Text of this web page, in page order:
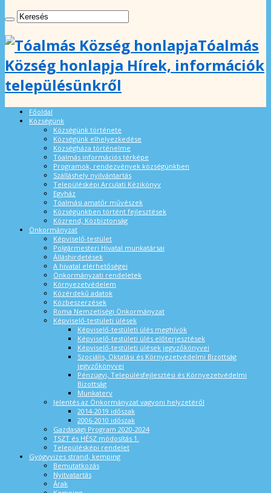
Tóalmás
Község honlapja Hírek, információk
településünkről
Főoldal
Községünk
Községünk története
Községünk elhelyezkedése
Községháza történelme
Tóalmás információs térképe
Programok, rendezvények községünkben
Szálláshely nyilvántartás
Településképi Arculati Kézikönyv
Egyház
Tóalmási amatőr művészek
Községünkben történt fejlesztések
Közrend, Közbiztonság
Önkormányzat
Képviselő-testület
Polgármesteri Hivatal munkatársai
Álláshirdetések
A hivatal elérhetőségei
Önkormányzati rendeletek
Környezetvédelem
Közérdekű adatok
Közbeszerzések
Roma Nemzetiségi Önkormányzat
Képviselő-testületi ülések
Képviselő-testületi ülés meghívók
Képviselő-testületi ülés előterjesztések
Képviselő-testületi ülések jegyzőkönyvei
Szociális, Oktatási és Környezetvédelmi Bizottság
jegyzőkönyvei
Pénzügyi, Településfejlesztési és Környezetvédelmi
Bizottság
Munkaterv
Jelentés az Önkormányzat vagyoni helyzetéről
2014-2019 időszak
2006-2010 időszak
Gazdasági Program 2020-2024
TSZT és HÉSZ módosítás 1.
Településképi rendelet
Gyógyvizes strand, kemping
Bemutatkozás
Nyitvatartás
Árak